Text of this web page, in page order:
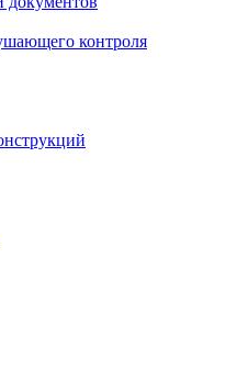
контроля